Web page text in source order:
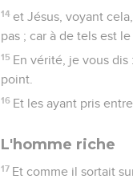
14 et Jésus, voyant
pas ; car à de tels est
15 En vérité, je vous
point.
16 Et les ayant pris
L'homme riche
17 Et comme il sortait